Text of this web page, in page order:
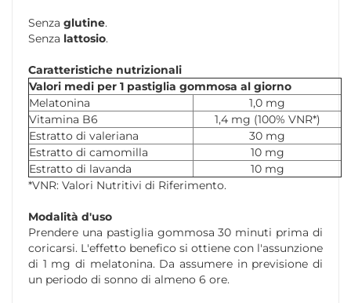
Senza glutine.
Senza lattosio.
Caratteristiche nutrizionali
Valori medi per 1 pastiglia gommosa al giorno
Melatonina
1,0 mg
Vitamina B6
1,4 mg (100% VNR*)
Estratto di valeriana
30 mg
Estratto di camomilla
10 mg
Estratto di lavanda
10 mg
*VNR: Valori Nutritivi di Riferimento.
Modalità d'uso
Prendere una pastiglia gommosa 30 minuti prima di
coricarsi. L'effetto benefico si ottiene con l'assunzione
di 1 mg di melatonina. Da assumere in previsione di
un periodo di sonno di almeno 6 ore.